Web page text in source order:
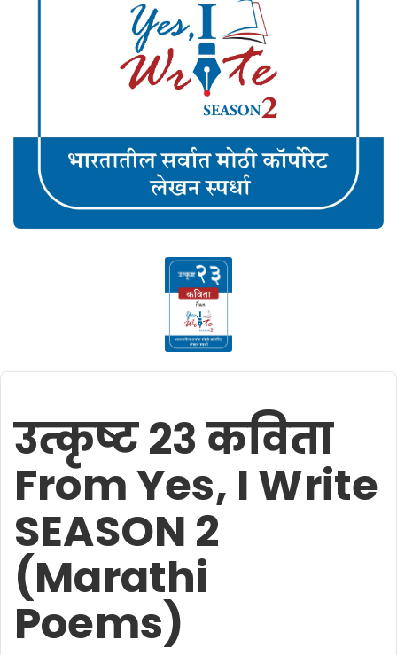
उत्कृष्ट २३ कविता
From Yes, I Write
SEASON 2
(Marathi
Poems)